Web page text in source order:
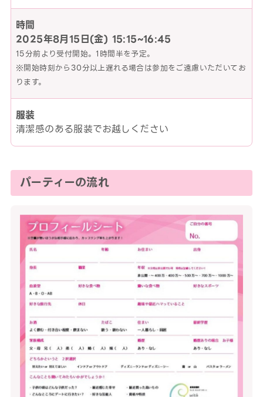
時間
2025年8月15日(金) 15:15~16:45
15分前より受付開始。1時間半を予定。
※開始時刻から30分以上遅れる場合は参加をご遠慮いただいてお
ります。
服装
清潔感のある服装でお越しください
パーティーの流れ